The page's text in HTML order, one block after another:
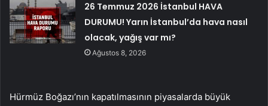
26 Temmuz 2026 İstanbul HAVA
DURUMU! Yarın İstanbul’da hava nasıl
olacak, yağış var mı?
Ağustos 8, 2026
Hürmüz Boğazı’nın kapatılmasının piyasalarda büyük